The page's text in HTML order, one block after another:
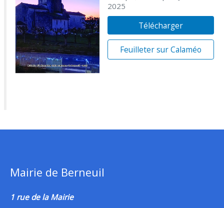
2025
Télécharger
Feuilleter sur Calaméo
Mairie de Berneuil
1 rue de la Mairie